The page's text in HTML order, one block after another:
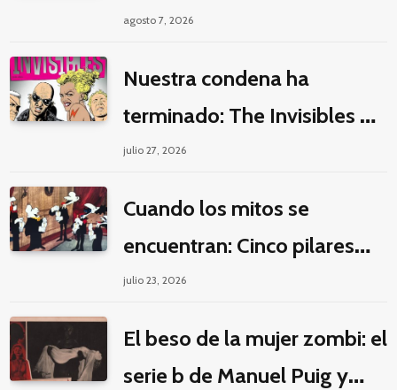
pasar horas y horas viendo
agosto 7, 2026
Nuestra condena ha
terminado: The Invisibles y
la guerra por la imaginación
julio 27, 2026
Cuando los mitos se
encuentran: Cinco pilares
éticos para una fantasía
julio 23, 2026
El beso de la mujer zombi: el
serie b de Manuel Puig y